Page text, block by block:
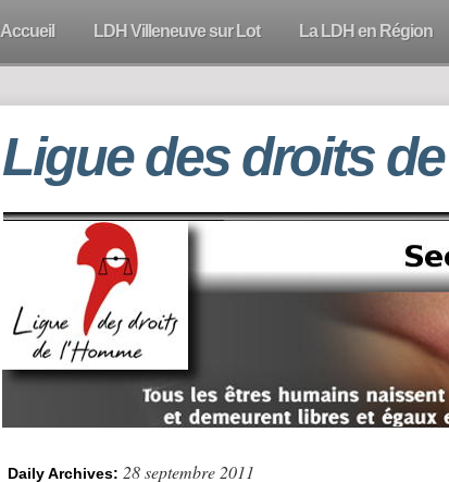
Accueil LDH Villeneuve sur Lot La LDH en Région
Ligue des droits de
Daily Archives: 28 septembre 2011